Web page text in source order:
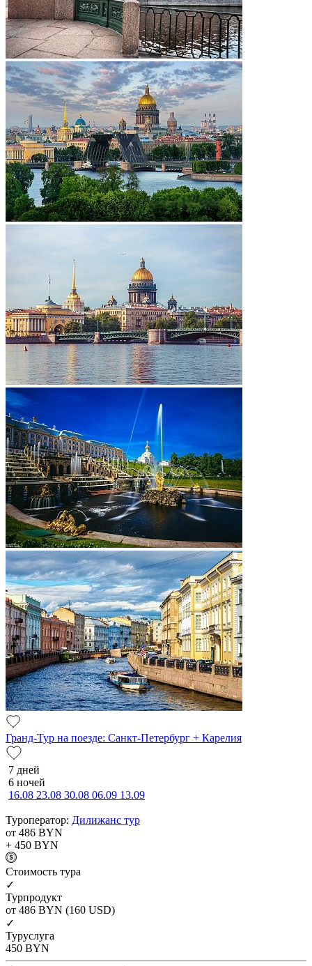
Гранд-Тур на поезде: Санкт-Петербург + Карелия
7 дней
6 ночей
16.08 23.08 30.08 06.09 13.09
Туроператор: Дилижанс тур
от 486 BYN
+ 450 BYN
Cтоимость тура
✓
Турпродукт
от 486 BYN (160 USD)
✓
Туруслуга
450 BYN